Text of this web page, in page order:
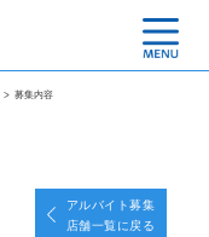
> 募集内容
アルバイト募集
店舗一覧に戻る